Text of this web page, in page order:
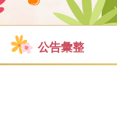
公告彙整